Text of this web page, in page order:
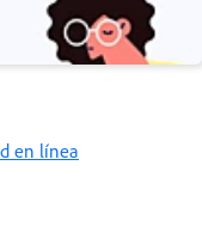
en línea